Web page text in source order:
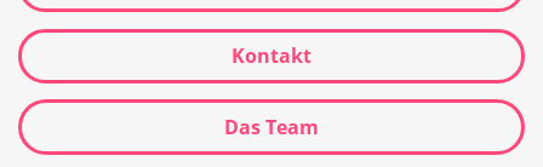
Kontakt
Das Team